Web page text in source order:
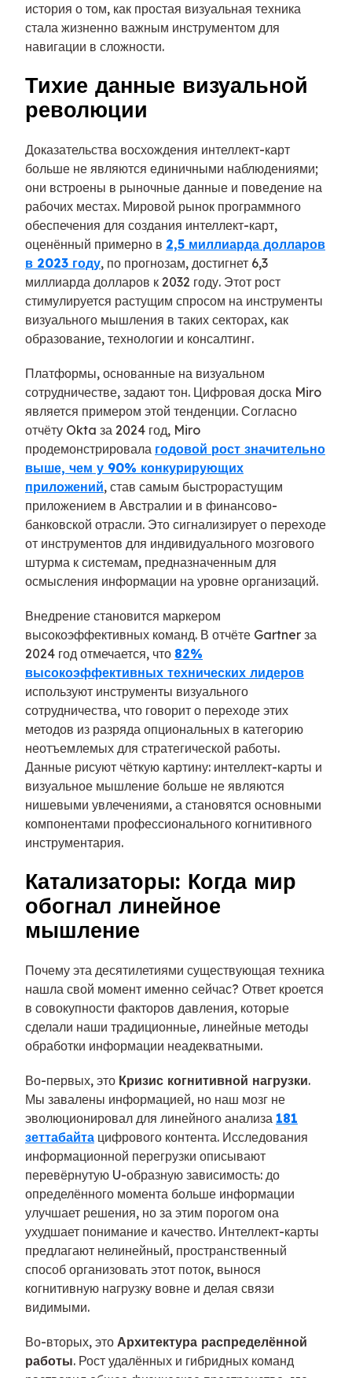
история о том, как простая визуальная техника
стала жизненно важным инструментом для
навигации в сложности.
Тихие данные визуальной
революции
Доказательства восхождения интеллект-карт
больше не являются единичными наблюдениями;
они встроены в рыночные данные и поведение на
рабочих местах. Мировой рынок программного
обеспечения для создания интеллект-карт,
оценённый примерно в 2,5 миллиарда долларов
в 2023 году, по прогнозам, достигнет 6,3
миллиарда долларов к 2032 году. Этот рост
стимулируется растущим спросом на инструменты
визуального мышления в таких секторах, как
образование, технологии и консалтинг.
Платформы, основанные на визуальном
сотрудничестве, задают тон. Цифровая доска Miro
является примером этой тенденции. Согласно
отчёту Okta за 2024 год, Miro
продемонстрировала годовой рост значительно
выше, чем у 90% конкурирующих
приложений, став самым быстрорастущим
приложением в Австралии и в финансово-
банковской отрасли. Это сигнализирует о переходе
от инструментов для индивидуального мозгового
штурма к системам, предназначенным для
осмысления информации на уровне организаций.
Внедрение становится маркером
высокоэффективных команд. В отчёте Gartner за
2024 год отмечается, что 82%
высокоэффективных технических лидеров
используют инструменты визуального
сотрудничества, что говорит о переходе этих
методов из разряда опциональных в категорию
неотъемлемых для стратегической работы.
Данные рисуют чёткую картину: интеллект-карты и
визуальное мышление больше не являются
нишевыми увлечениями, а становятся основными
компонентами профессионального когнитивного
инструментария.
Катализаторы: Когда мир
обогнал линейное
мышление
Почему эта десятилетиями существующая техника
нашла свой момент именно сейчас? Ответ кроется
в совокупности факторов давления, которые
сделали наши традиционные, линейные методы
обработки информации неадекватными.
Во-первых, это Кризис когнитивной нагрузки.
Мы завалены информацией, но наш мозг не
эволюционировал для линейного анализа 181
зеттабайта цифрового контента. Исследования
информационной перегрузки описывают
перевёрнутую U-образную зависимость: до
определённого момента больше информации
улучшает решения, но за этим порогом она
ухудшает понимание и качество. Интеллект-карты
предлагают нелинейный, пространственный
способ организовать этот поток, вынося
когнитивную нагрузку вовне и делая связи
видимыми.
Во-вторых, это Архитектура распределённой
работы. Рост удалённых и гибридных команд